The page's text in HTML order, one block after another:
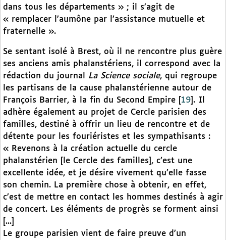
dans tous les départements » ; il s’agit de
« remplacer l’aumône par l’assistance mutuelle et
fraternelle ».
Se sentant isolé à Brest, où il ne rencontre plus guère
ses anciens amis phalanstériens, il correspond avec la
rédaction du journal La Science sociale, qui regroupe
les partisans de la cause phalanstérienne autour de
François Barrier, à la fin du Second Empire
19 . Il
adhère également au projet de Cercle parisien des
familles, destiné à offrir un lieu de rencontre et de
détente pour les fouriéristes et les sympathisants :
« Revenons à la création actuelle du cercle
phalanstérien [le Cercle des familles], c’est une
excellente idée, et je désire vivement qu’elle fasse
son chemin. La première chose à obtenir, en effet,
c’est de mettre en contact les hommes destinés à agir
de concert. Les éléments de progrès se forment ainsi
[...]
Le groupe parisien vient de faire preuve d’un